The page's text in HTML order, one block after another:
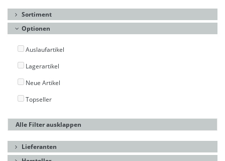
Sortiment
Optionen
Auslaufartikel
Lagerartikel
Neue Artikel
Topseller
Alle Filter ausklappen
Lieferanten